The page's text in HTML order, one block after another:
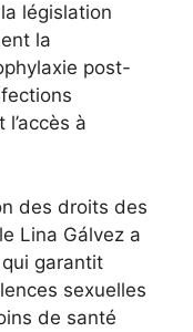
législation
la
post-
à
des droits des
Lina Gálvez a
qui garantit
sexuelles
de santé